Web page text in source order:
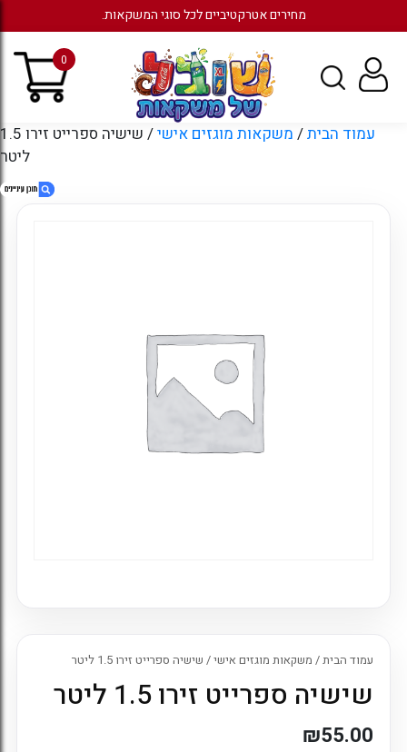
מחירים אטרקטיביים לכל סוגי המשקאות.
0
עמוד הבית/ משקאות מוגזים אישי
/ שישיה ספרייט זירו 1.5
ליטר
עמוד הבית/ משקאות מוגזים אישי/ שישיה ספרייט זירו 1.5 ליטר
שישיה ספרייט זירו 1.5 ליטר
₪55.00